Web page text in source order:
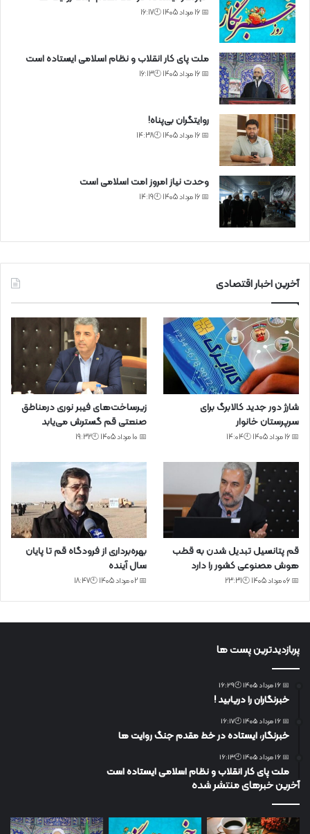
📅 16 مرداد 1405 🕙16:17
ملت پای کار انقلاب و نظام اسلامی ایستاده است
📅 16 مرداد 1405 🕙16:13
روایتگران بی‌پناه!
📅 16 مرداد 1405 🕙14:38
وحدت نیاز امروز امت اسلامی است
📅 16 مرداد 1405 🕙14:19
آخرین اخبار اقتصادی
شارژ دور جدید کالابرگ برای
سرپرستان خانوار
📅 16 مرداد 1405 🕙14:04
زیرساخت‌های فیبر نوری درمناطق
صنعتی قم گسترش می‌یابد
📅 10 مرداد 1405 🕙19:32
قم پتانسیل تبدیل شدن به قطب
هوش مصنوعی کشور را دارد
📅 06 مرداد 1405 🕙23:31
بهره‌برداری از فرودگاه قم تا پایان
سال آینده
📅 02 مرداد 1405 🕙18:47
پربازدیدترین پست ها
📅 16 مرداد 1405 🕙16:29
خبرنگاران را دریابید !
📅 16 مرداد 1405 🕙16:17
خبرنگار، ایستاده در خط مقدم جنگ روایت ها
📅 16 مرداد 1405 🕙16:13
ملت پای کار انقلاب و نظام اسلامی ایستاده است
آخرین خبرهای منتشر شده